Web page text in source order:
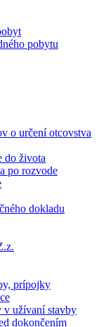
pobytu
o určení otcovstva
do života
po rozvode
dokladu
prípojky
v užívaní stavby
dokončením